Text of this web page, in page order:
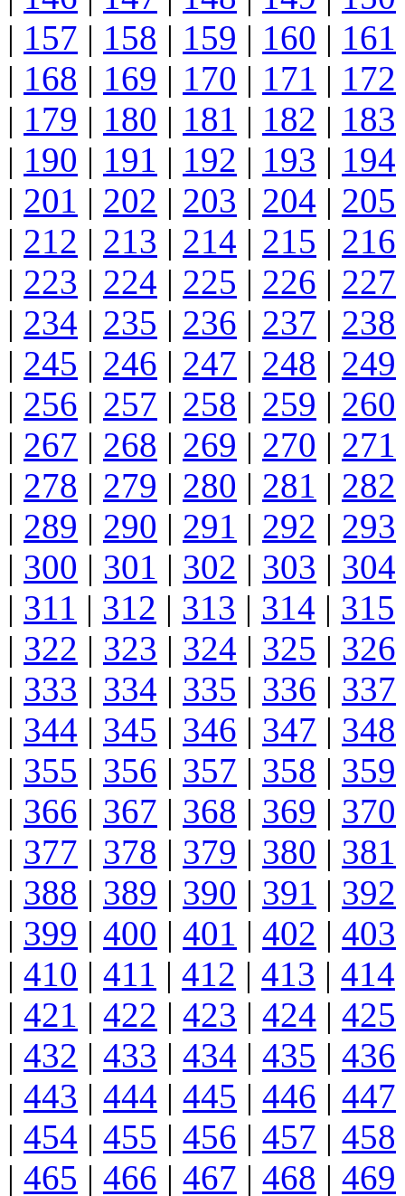
| 157 | 158 | 159 | 160 | 161
| 168 | 169 | 170 | 171 | 172
| 179 | 180 | 181 | 182 | 183
| 190 | 191 | 192 | 193 | 194
| 201 | 202 | 203 | 204 | 205
| 212 | 213 | 214 | 215 | 216
| 223 | 224 | 225 | 226 | 227
| 234 | 235 | 236 | 237 | 238
| 245 | 246 | 247 | 248 | 249
| 256 | 257 | 258 | 259 | 260
| 267 | 268 | 269 | 270 | 271
| 278 | 279 | 280 | 281 | 282
| 289 | 290 | 291 | 292 | 293
| 300 | 301 | 302 | 303 | 304
| 311 | 312 | 313 | 314 | 315
| 322 | 323 | 324 | 325 | 326
| 333 | 334 | 335 | 336 | 337
| 344 | 345 | 346 | 347 | 348
| 355 | 356 | 357 | 358 | 359
| 366 | 367 | 368 | 369 | 370
| 377 | 378 | 379 | 380 | 381
| 388 | 389 | 390 | 391 | 392
| 399 | 400 | 401 | 402 | 403
| 410 | 411 | 412 | 413 | 414
| 421 | 422 | 423 | 424 | 425
| 432 | 433 | 434 | 435 | 436
| 443 | 444 | 445 | 446 | 447
| 454 | 455 | 456 | 457 | 458
| 465 | 466 | 467 | 468 | 469